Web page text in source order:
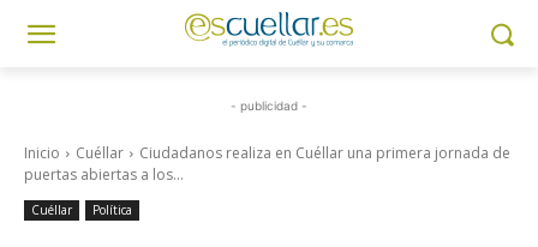
- publicidad -
Inicio Cuéllar
Ciudadanos realiza en Cuéllar una primera jornada de
puertas abiertas a los...
Cuéllar Política